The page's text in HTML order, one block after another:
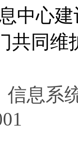
中心建
共同
信息系